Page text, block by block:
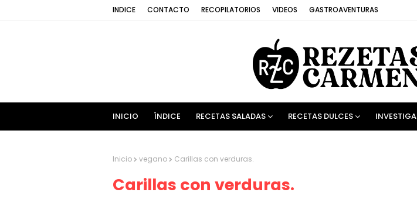
INDICE CONTACTO RECOPILATORIOS VIDEOS GASTROAVENTURAS
INICIO ÍNDICE RECETAS SALADAS RECETAS DULCES INVESTIGA
Inicio vegano Carillas con verduras.
Carillas con verduras.